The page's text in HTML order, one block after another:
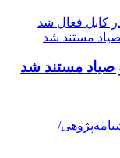
صیاد مستند شد